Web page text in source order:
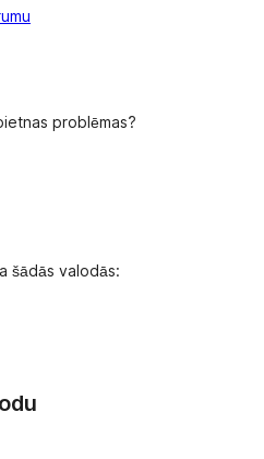
problēmas?
šādās valodās: